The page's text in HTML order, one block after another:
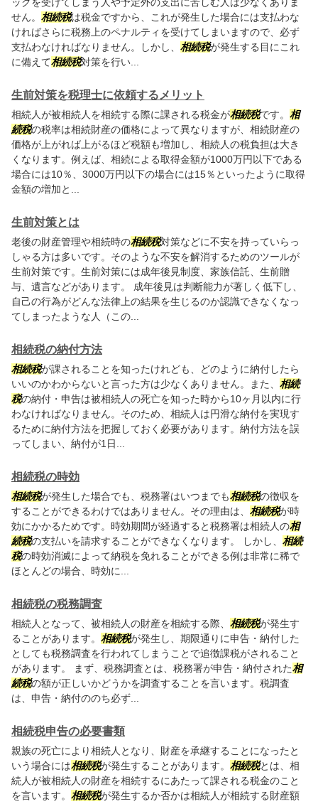
せん。 相続税は税金ですから、これが発生した場合には支払わな
ければさらに税務上のペナルティを受けてしまいますので、必ず
支払わなければなりません。しかし、 相続税が発生する目にこれ
に備えて相続税対策を行い...
生前対策を税理士に依頼するメリット
相続人が被相続人を相続する際に課される税金が相続税です。 相
続税の税率は相続財産の価格によって異なりますが、相続財産の
価格が上がれば上がるほど税額も増加し、相続人の税負担は大き
くなります。例えば、相続による取得金額が1000万円以下である
場合には10％、3000万円以下の場合には15％といったように取得
金額の増加と...
生前対策とは
老後の財産管理や相続時の相続税対策などに不安を持っていらっ
しゃる方は多いです。そのような不安を解消するためのツールが
生前対策です。生前対策には成年後見制度、家族信託、生前贈
与、遺言などがあります。 成年後見は判断能力が著しく低下し、
自己の行為がどんな法律上の結果を生じるのか認識できなくなっ
てしまったような人（この...
相続税の納付方法
相続税が課されることを知ったけれども、どのように納付したら
いいのかわからないと言った方は少なくありません。また、 相続
税の納付・申告は被相続人の死亡を知った時から10ヶ月以内に行
わなければなりません。そのため、相続人は円滑な納付を実現す
るために納付方法を把握しておく必要があります。納付方法を誤
ってしまい、納付が1日...
相続税の時効
相続税が発生した場合でも、税務署はいつまでも相続税の徴収を
することができるわけではありません。その理由は、 相続税が時
効にかかるためです。時効期間が経過すると税務署は相続人の相
続税の支払いを請求することができなくなります。 しかし、 相続
税の時効消滅によって納税を免れることができる例は非常に稀で
ほとんどの場合、時効に...
相続税の税務調査
相続人となって、被相続人の財産を相続する際、 相続税が発生す
ることがあります。 相続税が発生し、期限通りに申告・納付した
としても税務調査を行われてしまうことで追徴課税がされること
があります。 まず、税務調査とは、税務署が申告・納付された相
続税の額が正しいかどうかを調査することを言います。税調査
は、申告・納付ののち必ず...
相続税申告の必要書類
親族の死亡により相続人となり、財産を承継することになったと
いう場合には相続税が発生することがあります。 相続税とは、相
続人が被相続人の財産を相続するにあたって課される税金のこと
を言います。 相続税が発生するか否かは相続人が相続する財産額